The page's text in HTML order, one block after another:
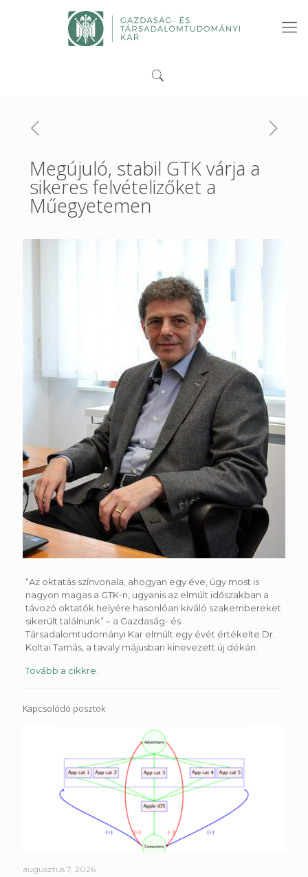
Megújuló, stabil GTK várja a
sikeres felvételizőket a
Műegyetemen
“Az oktatás színvonala, ahogyan egy éve, úgy most is
nagyon magas a GTK-n, ugyanis az elmúlt időszakban a
távozó oktatók helyére hasonlóan kiváló szakembereket
sikerült találnunk”– a Gazdaság- és
Társadalomtudományi Kar elmúlt egy évét értékelte Dr.
Koltai Tamás, a tavaly májusban kinevezett új dékán.
Tovább a cikkre
Kapcsolódó posztok
augusztus 7, 2026